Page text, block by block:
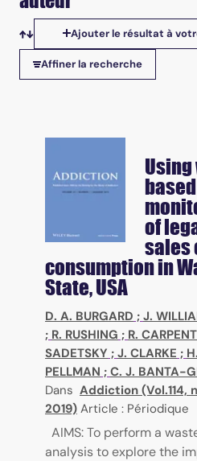
Tris disponibles
Ajouter le résultat à
Affiner la recherche
of
sales
consumption in
State, USA
D. A. BURGARD ; J.
; R. RUSHING ; R.
SADETSKY ; J. CLARKE ;
PELLMAN ; C. J. BANTA-
Dans Addiction (Vol.114,
2019) Article : Périodique
AIMS: To perform a
analysis to explore the